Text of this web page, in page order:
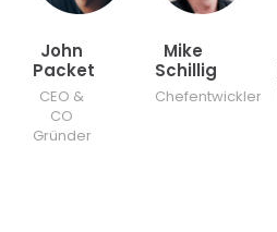
John
Packet
CEO &
CO
Gründer
Mike
Schillig
Chefentwickler